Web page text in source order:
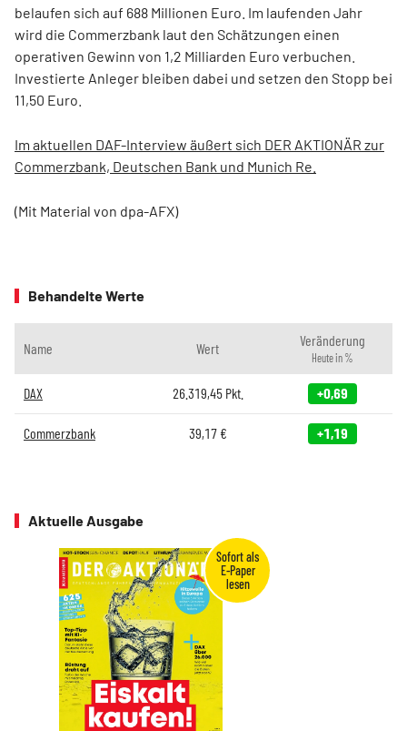
belaufen sich auf 688 Millionen Euro. Im laufenden Jahr
wird die Commerzbank laut den Schätzungen einen
operativen Gewinn von 1,2 Milliarden Euro verbuchen.
Investierte Anleger bleiben dabei und setzen den Stopp bei
11,50 Euro.
Im aktuellen DAF-Interview äußert sich DER AKTIONÄR zur
Commerzbank, Deutschen Bank und Munich Re.
(Mit Material von dpa-AFX)
Behandelte Werte
Name Wert Veränderung
Heute in %
DAX 26.319,45Pkt. +0,69
Commerzbank 39,17€ +1,19
Aktuelle Ausgabe